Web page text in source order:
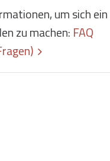
um sich ein
zu machen: FAQ